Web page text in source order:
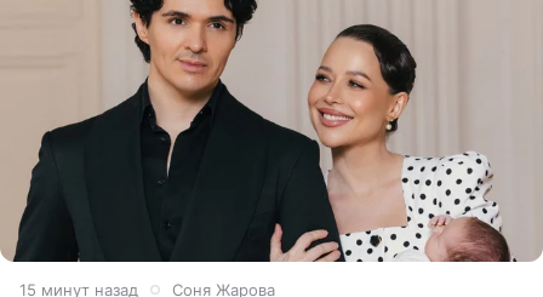
15 минут назад Соня Жарова